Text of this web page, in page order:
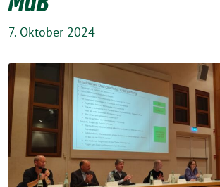
7. Oktober 2024